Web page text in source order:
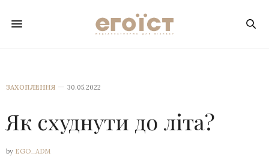
ЗАХОПЛЕННЯ 30.05.2022
Як схуднути до літа?
by EGO_ADM